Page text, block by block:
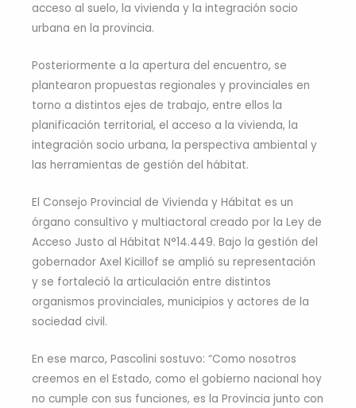
acceso al suelo, la vivienda y la integración socio
urbana en la provincia.
Posteriormente a la apertura del encuentro, se
plantearon propuestas regionales y provinciales en
torno a distintos ejes de trabajo, entre ellos la
planificación territorial, el acceso a la vivienda, la
integración socio urbana, la perspectiva ambiental y
las herramientas de gestión del hábitat.
El Consejo Provincial de Vivienda y Hábitat es un
órgano consultivo y multiactoral creado por la Ley de
Acceso Justo al Hábitat N°14.449. Bajo la gestión del
gobernador Axel Kicillof se amplió su representación
y se fortaleció la articulación entre distintos
organismos provinciales, municipios y actores de la
sociedad civil.
En ese marco, Pascolini sostuvo: “Como nosotros
creemos en el Estado, como el gobierno nacional hoy
no cumple con sus funciones, es la Provincia junto con